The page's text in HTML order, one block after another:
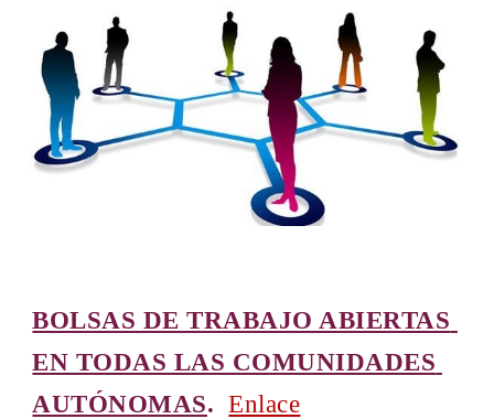
BOLSAS DE TRABAJO ABIERTAS
EN TODAS LAS COMUNIDADES
AUTÓNOMAS. Enlace